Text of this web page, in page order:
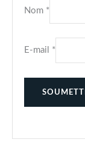
Nom *
E-mail *